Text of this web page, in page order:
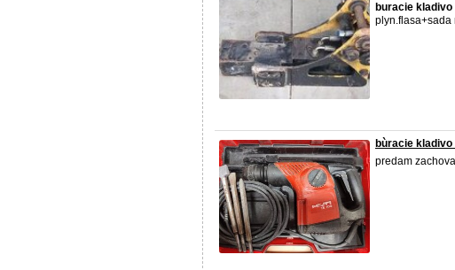
buracie kladivo
bùracie kladivo
predam